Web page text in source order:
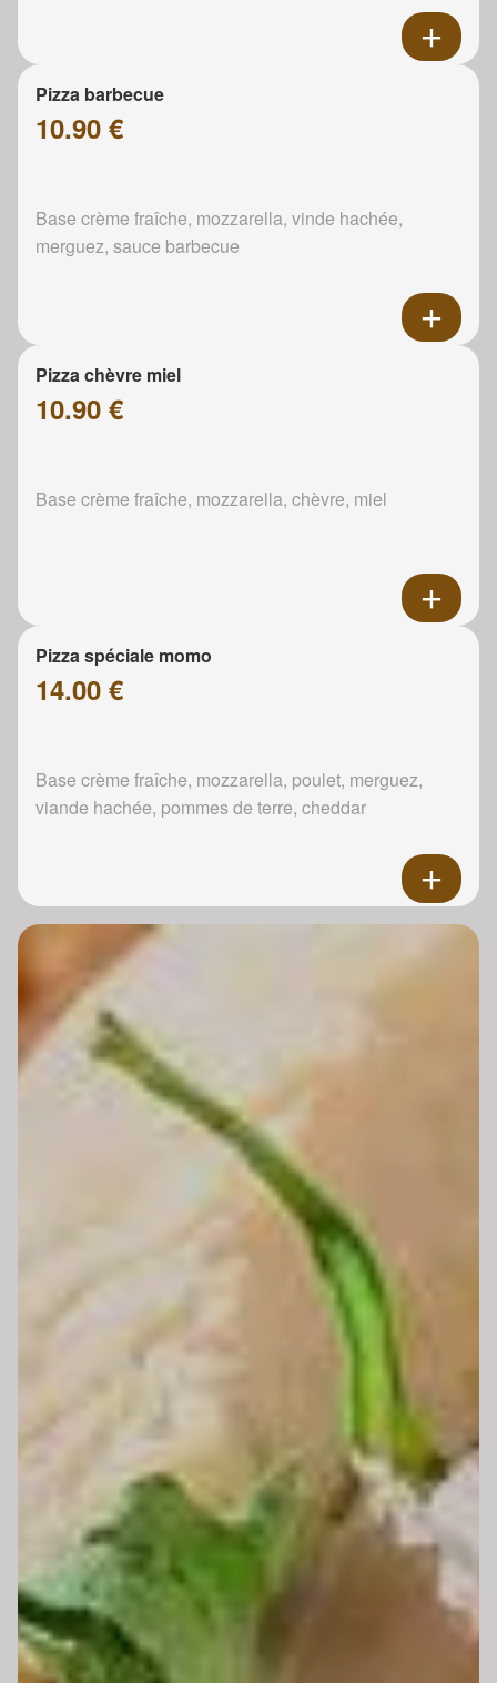
Pizza barbecue
10.90 €
Base crème fraîche, mozzarella, vinde hachée,
merguez, sauce barbecue
Pizza chèvre miel
10.90 €
Base crème fraîche, mozzarella, chèvre, miel
Pizza spéciale momo
14.00 €
Base crème fraîche, mozzarella, poulet, merguez,
viande hachée, pommes de terre, cheddar